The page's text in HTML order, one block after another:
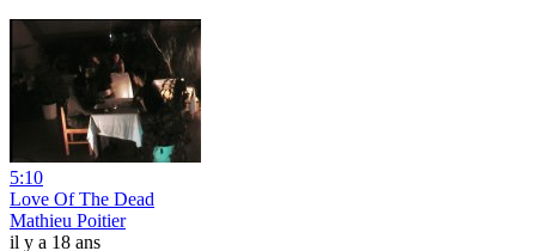
5:10
Love Of The Dead
Mathieu Poitier
il y a 18 ans